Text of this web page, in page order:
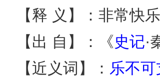
【释 义】：非常快
【出 自】：《史记·
【近义词】： 乐不可